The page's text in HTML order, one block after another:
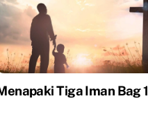
Tiga Iman Bag 1